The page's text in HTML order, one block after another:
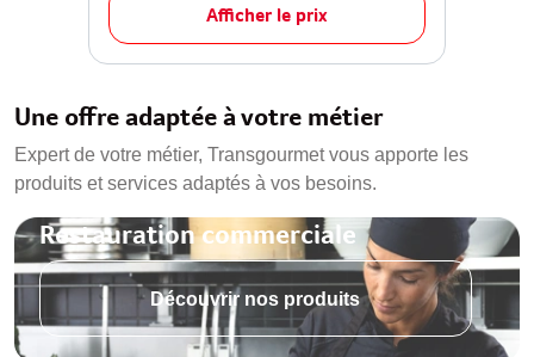
Afficher le prix
Une offre adaptée à votre métier
Expert de votre métier, Transgourmet vous apporte les
produits et services adaptés à vos besoins.
Restauration commerciale
Découvrir nos produits